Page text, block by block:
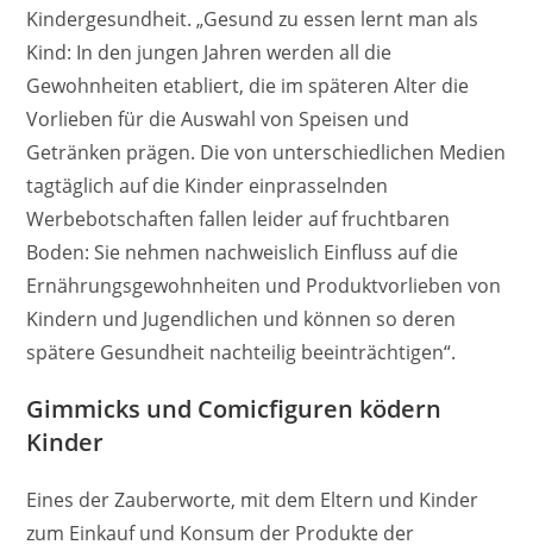
Kindergesundheit. „Gesund zu essen lernt man als
Kind: In den jungen Jahren werden all die
Gewohnheiten etabliert, die im späteren Alter die
Vorlieben für die Auswahl von Speisen und
Getränken prägen. Die von unterschiedlichen Medien
tagtäglich auf die Kinder einprasselnden
Werbebotschaften fallen leider auf fruchtbaren
Boden: Sie nehmen nachweislich Einfluss auf die
Ernährungsgewohnheiten und Produktvorlieben von
Kindern und Jugendlichen und können so deren
spätere Gesundheit nachteilig beeinträchtigen“.
Gimmicks und Comicfiguren ködern
Kinder
Eines der Zauberworte, mit dem Eltern und Kinder
zum Einkauf und Konsum der Produkte der